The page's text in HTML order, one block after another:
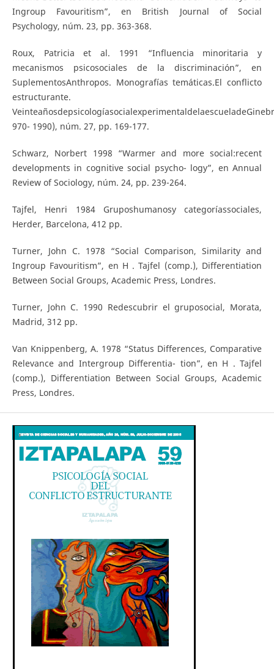
Ingroup Favouritism”, en British Journal of Social
Psychology, núm. 23, pp. 363-368.
Roux, Patricia et al. 1991 “Influencia minoritaria y
mecanismos psicosociales de la discriminación”, en
SuplementosAnthropos. Monografías temáticas.El conflicto
estructurante.
970- 1990), núm. 27, pp. 169-177.
Schwarz, Norbert 1998 “Warmer and more social:recent
developments in cognitive social psycho- logy”, en Annual
Review of Sociology, núm. 24, pp. 239-264.
Tajfel, Henri 1984 Gruposhumanosy categoríassociales,
Herder, Barcelona, 412 pp.
Turner, John C. 1978 “Social Comparison, Similarity and
Ingroup Favouritism”, en H . Tajfel (comp.), Differentiation
Between Social Groups, Academic Press, Londres.
Turner, John C. 1990 Redescubrir el gruposocial, Morata,
Madrid, 312 pp.
Van Knippenberg, A. 1978 “Status Differences, Comparative
Relevance and Intergroup Differentia- tion”, en H . Tajfel
(comp.), Differentiation Between Social Groups, Academic
Press, Londres.